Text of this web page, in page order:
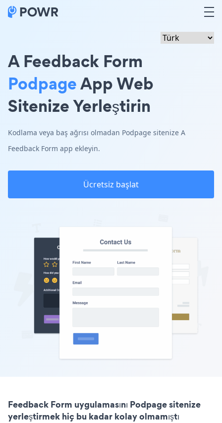
A Feedback Form
PodpageApp Web
Sitenize Yerleştirin
Kodlama veya baş ağrısı olmadan Podpage sitenize A
Feedback Form app ekleyin.
Ücretsiz başlat
Feedback Form uygulamasını Podpage sitenize
yerleştirmek hiç bu kadar kolay olmamıştı